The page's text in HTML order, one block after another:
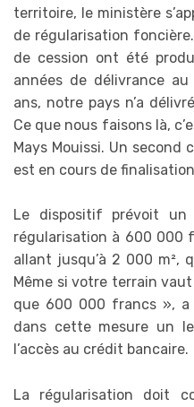
territoire, le ministère
de régularisation
de cession ont été
années de délivrance
ans, notre pays n’a
Ce que nous faisons là,
Mays Mouissi. Un
est en cours de
Le dispositif prévoit
régularisation à 600 000
allant jusqu’à 2 000 m²,
Même si votre terrain
que 600 000 francs »,
dans cette mesure un
l’accès au crédit bancaire.
La régularisation doit